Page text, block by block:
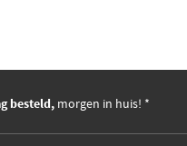
besteld, morgen in huis! *